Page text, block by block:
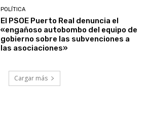
POLÍTICA
El PSOE Puerto Real denuncia el
«engañoso autobombo del equipo de
gobierno sobre las subvenciones a
las asociaciones»
Cargar más